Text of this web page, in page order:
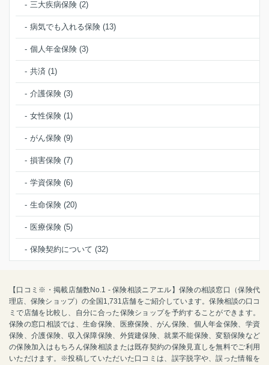
三大疾病保険 (2)
病気でも入れる保険 (13)
個人年金保険 (3)
共済 (1)
介護保険 (3)
女性保険 (1)
がん保険 (9)
損害保険 (7)
学資保険 (6)
生命保険 (20)
医療保険 (5)
保険契約について (32)
【口コミ※・掲載店舗数No.1 - 保険相談ニアエル】保険の相談窓口（保険代
理店、保険ショップ）の全国1,731店舗をご紹介しています。保険相談の口コ
ミで店舗を比較し、自分に合った保険ショップを予約することができます。
保険の窓口相談では、生命保険、医療保険、がん保険、個人年金保険、学資
保険、介護保険、収入保障保険、外貨建保険、就業不能保険、変額保険など
の保険加入はもちろん保険相談または既存契約の保険見直しを無料でご利用
いただけます。※投稿していただいた口コミは、誤字脱字や、誤った情報を